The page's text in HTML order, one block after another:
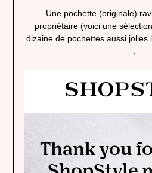
Une pochette (originale)
propriétaire (voici une
dizaine de pochettes aussi jolies
: